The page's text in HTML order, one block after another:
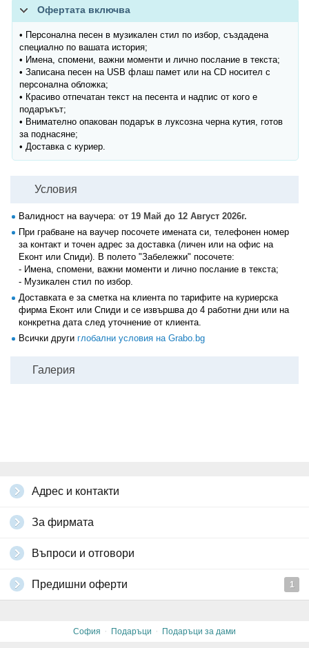
Офертата включва
• Персонална песен в музикален стил по избор, създадена
специално по вашата история;
• Имена, спомени, важни моменти и лично послание в текста;
• Записана песен на USB флаш памет или на CD носител с
персонална обложка;
• Красиво отпечатан текст на песента и надпис от кого е
подаръкът;
• Внимателно опакован подарък в луксозна черна кутия, готов
за поднасяне;
• Доставка с куриер.
Условия
Валидност на ваучера: от 19 Май до 12 Август 2026г.
При грабване на ваучер посочете имената си, телефонен номер
за контакт и точен адрес за доставка (личен или на офис на
Еконт или Спиди). В полето "Забележки" посочете:
- Имена, спомени, важни моменти и лично послание в текста;
- Музикален стил по избор.
Доставката е за сметка на клиента по тарифите на куриерска
фирма Еконт или Спиди и се извършва до 4 работни дни или на
конкретна дата след уточнение от клиента.
Всички други глобални условия на Grabo.bg
Галерия
Адрес и контакти
За фирмата
Въпроси и отговори
Предишни оферти 1
София · Подаръци · Подаръци за дами